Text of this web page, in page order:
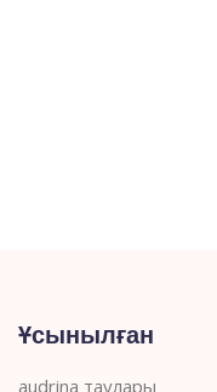
Ұсынылған
audrina таулары